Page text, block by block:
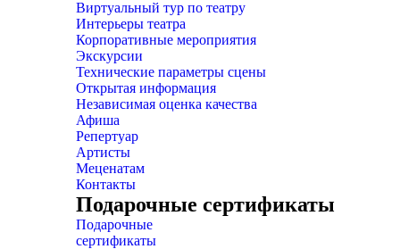
Виртуальный тур по театру
Интерьеры театра
Корпоративные мероприятия
Экскурсии
Технические параметры сцены
Открытая информация
Независимая оценка качества
Афиша
Репертуар
Артисты
Меценатам
Контакты
Подарочные сертификаты
Подарочные
сертификаты